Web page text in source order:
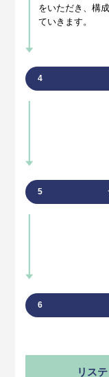
をいただき、構
ていきます。
4
5
6
リス